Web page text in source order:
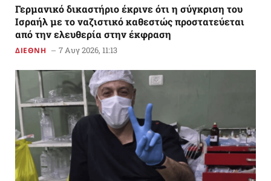
Γερμανικό δικαστήριο έκρινε ότι η σύγκριση του
Ισραήλ με το ναζιστικό καθεστώς προστατεύεται
από την ελευθερία στην έκφραση
ΔΙΕΘΝΗ 7 Αυγ 2026, 11:13